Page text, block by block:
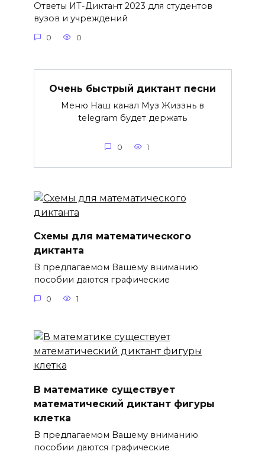
Ответы ИТ-Диктант 2023 для студентов
вузов и учреждений
0 0
Очень быстрый диктант песни
Меню Наш канал Муз Жиззнь в
telegram будет держать
0 1
Схемы для математического
диктанта
В предлагаемом Вашему вниманию
пособии даются графические
0 1
В математике существует
математический диктант фигуры
клетка
В предлагаемом Вашему вниманию
пособии даются графические